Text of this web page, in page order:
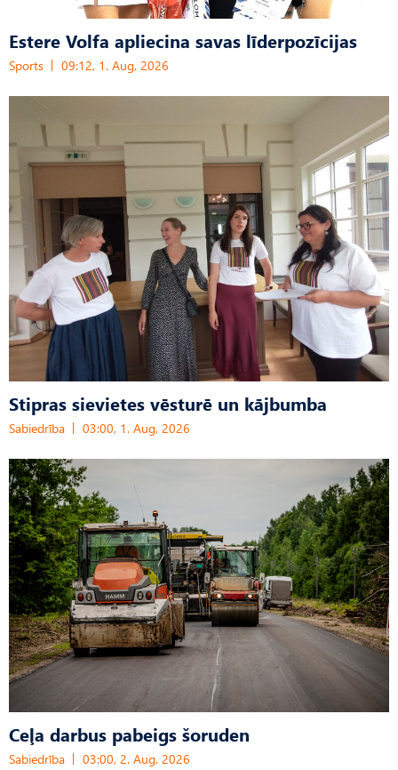
Estere Volfa apliecina savas līderpozīcijas
Sports 09:12, 1. Aug, 2026
Stipras sievietes vēsturē un kājbumba
Sabiedrība 03:00, 1. Aug, 2026
Ceļa darbus pabeigs šoruden
Sabiedrība 03:00, 2. Aug, 2026